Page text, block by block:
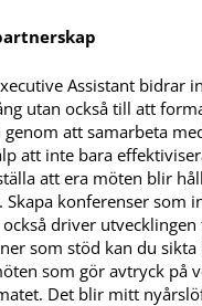
Assistant bidrar
utan också till att
att samarbeta
att inte bara
att era möten blir
Skapa konferenser som
driver
som stöd kan du sikta
som gör avtryck på
Det blir mitt